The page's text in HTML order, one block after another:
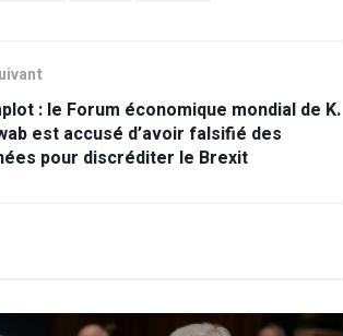
: le Forum économique mondial de K.
est accusé d’avoir falsifié des
pour discréditer le Brexit